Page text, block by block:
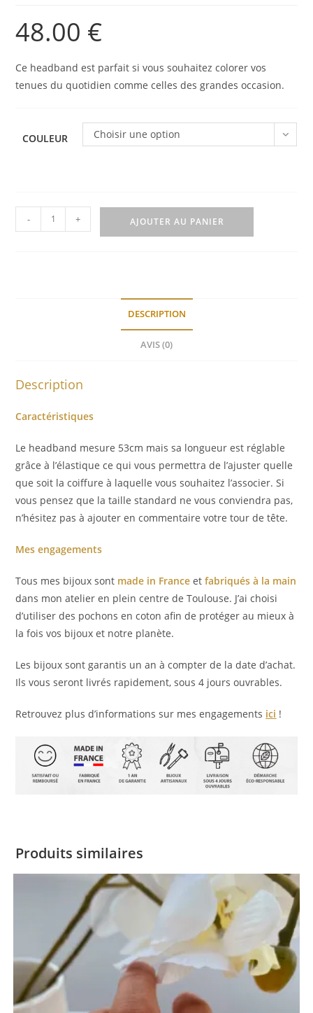
48.00 €
Ce headband est parfait si vous souhaitez colorer vos
tenues du quotidien comme celles des grandes occasion.
COULEUR Choisir une option
quantité
de
- + AJOUTER AU PANIER
DESCRIPTION
AVIS (0)
Description
Caractéristiques
Le headband mesure 53cm mais sa longueur est réglable
grâce à l’élastique ce qui vous permettra de l’ajuster quelle
que soit la coiffure à laquelle vous souhaitez l’associer. Si
vous pensez que la taille standard ne vous conviendra pas,
n’hésitez pas à ajouter en commentaire votre tour de tête.
Mes engagements
Tous mes bijoux sont made in France etfabriqués à la main
dans mon atelier en plein centre de Toulouse. J’ai choisi
d’utiliser des pochons en coton afin de protéger au mieux à
la fois vos bijoux et notre planète.
Les bijoux sont garantis un an à compter de la date d’achat.
Ils vous seront livrés rapidement, sous 4 jours ouvrables.
Retrouvez plus d’informations sur mes engagements ici !
Produits similaires